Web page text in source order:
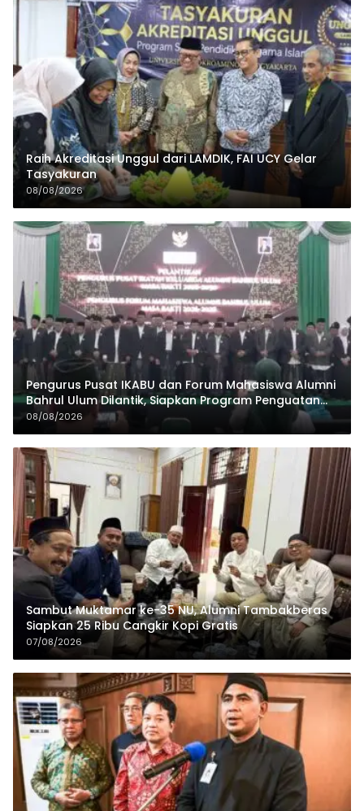
Raih Akreditasi Unggul dari LAMDIK, FAI UCY Gelar
Tasyakuran
08/08/2026
Pengurus Pusat IKABU dan Forum Mahasiswa Alumni
Bahrul Ulum Dilantik, Siapkan Program Penguatan
Organisasi dan Ekonomi
08/08/2026
Sambut Muktamar ke-35 NU, Alumni Tambakberas
Siapkan 25 Ribu Cangkir Kopi Gratis
07/08/2026